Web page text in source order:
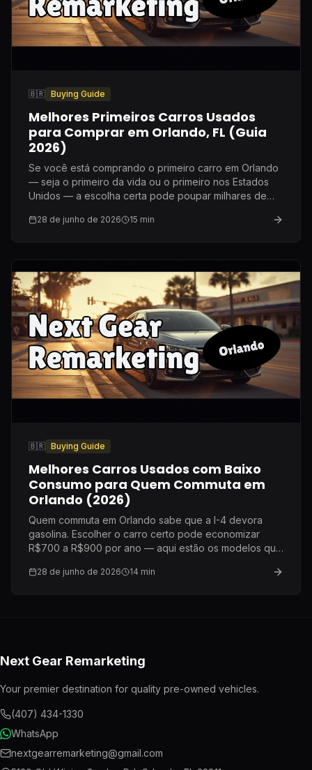
🇧🇷 Buying Guide
Melhores Primeiros Carros Usados
para Comprar em Orlando, FL (Guia
2026)
Se você está comprando o primeiro carro em Orlando
— seja o primeiro da vida ou o primeiro nos Estados
Unidos — a escolha certa pode poupar milhares de
recomendo de verdade depois de dez anos nesse
28 de junho de 2026 15 min
🇧🇷 Buying Guide
Melhores Carros Usados com Baixo
Consumo para Quem Commuta em
Orlando (2026)
Quem commuta em Orlando sabe que a I-4 devora
gasolina. Escolher o carro certo pode economizar
R$700 a R$900 por ano — aqui estão os modelos que
28 de junho de 2026 14 min
Next Gear Remarketing
Your premier destination for quality pre-owned vehicles.
(407) 434-1330
WhatsApp
nextgearremarketing@gmail.com